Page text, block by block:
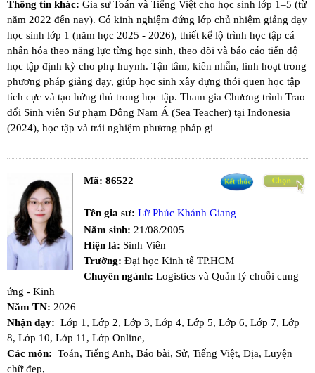
Thông tin khác: Gia sư Toán và Tiếng Việt cho học sinh lớp 1–5 (từ
năm 2022 đến nay). Có kinh nghiệm đứng lớp chủ nhiệm giảng dạy
học sinh lớp 1 (năm học 2025 - 2026), thiết kế lộ trình học tập cá
nhân hóa theo năng lực từng học sinh, theo dõi và báo cáo tiến độ
học tập định kỳ cho phụ huynh. Tận tâm, kiên nhẫn, linh hoạt trong
phương pháp giảng dạy, giúp học sinh xây dựng thói quen học tập
tích cực và tạo hứng thú trong học tập. Tham gia Chương trình Trao
đổi Sinh viên Sư phạm Đông Nam Á (Sea Teacher) tại Indonesia
(2024), học tập và trải nghiệm phương pháp gi
Mã: 86522
Tên gia sư: Lữ Phúc Khánh Giang
Năm sinh: 21/08/2005
Hiện là: Sinh Viên
Trường: Đại học Kinh tế TP.HCM
Chuyên ngành: Logistics và Quản lý chuỗi cung
ứng - Kinh
Năm TN: 2026
Nhận dạy: Lớp 1, Lớp 2, Lớp 3, Lớp 4, Lớp 5, Lớp 6, Lớp 7, Lớp
8, Lớp 10, Lớp 11, Lớp Online,
Các môn: Toán, Tiếng Anh, Báo bài, Sử, Tiếng Việt, Địa, Luyện
chữ đẹp,